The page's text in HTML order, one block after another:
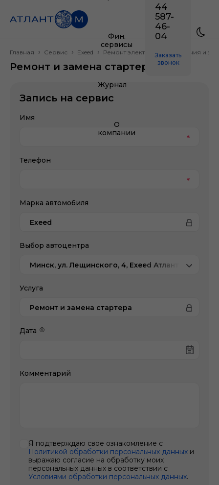
Фин.
сервисы
Журнал
О
компании
44
587-
46-
04
Заказать
звонок
Главная Сервис Exeed Ремонт электрооборудования и
Ремонт и замена стартера Exeed
Запись на сервис
Имя
Телефон
Марка автомобиля
Exeed
Выбор автоцентра
Минск, ул. Лещинского, 4, Exeed Атлант-М
Услуга
Ремонт и замена стартера
Дата
Комментарий
Я подтверждаю свое ознакомление с
Политикой обработки персональных данных и
выражаю согласие на обработку моих
персональных данных в соответствии с
Условиями обработки персональных данных.